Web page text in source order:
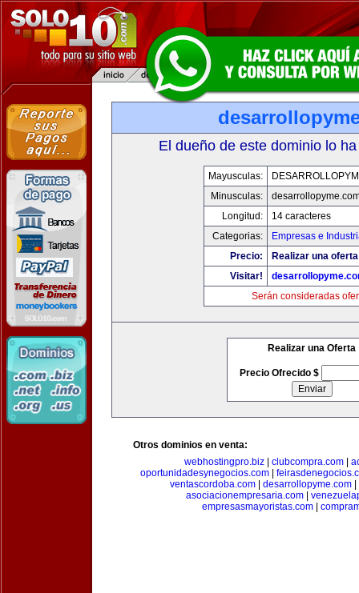
El dueño de este dominio lo
Mayusculas:
Minusculas:
Longitud:
14 caracteres
Categorias:
Empresas e
Precio:
Realizar una
Visitar!
Serán consideradas
Realizar una Oferta
Precio Ofrecido $
Otros dominios en venta:
webhostingpro.biz| clubcompra.com|
oportunidadesynegocios.com|
ventascordoba.com| desarrollopyme.com|
asociacionempresaria.com
empresasmayoristas.com